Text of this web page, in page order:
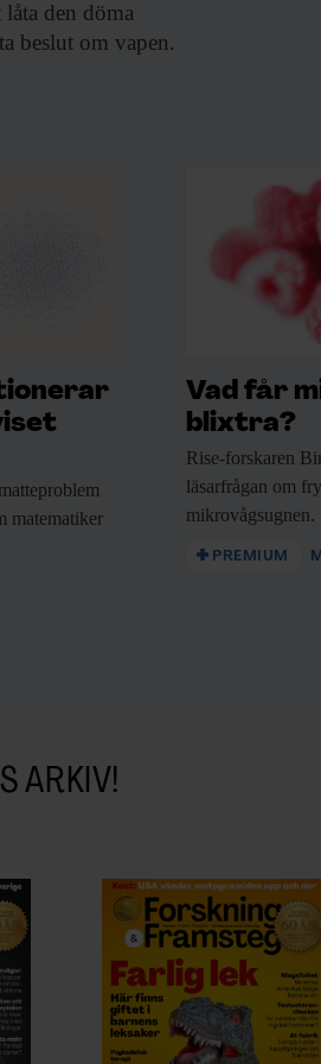
dag!
den döma
beslut om vapen.
matematiker
Vad får
blixtra?
Rise-forskaren
läsarfrågan om
mikrovågsugnen.
PREMIUM
ARKIV!